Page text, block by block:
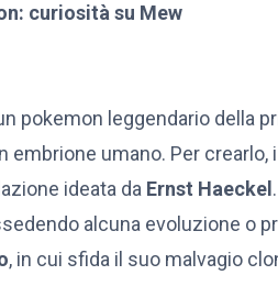
curiosità su Mew
pokemon leggendario della
embrione umano. Per
ideata da Ernst Haeckel
alcuna evoluzione o
, in cui sfida il suo malvagio